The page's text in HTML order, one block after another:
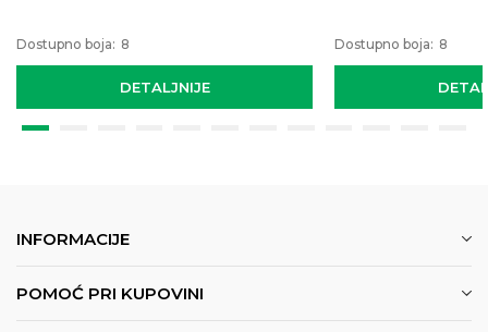
DETALJNIJE
Dostupno boja: 8 Dostupno boja: 8
INFORMACIJE
POMOĆ PRI KUPOVINI